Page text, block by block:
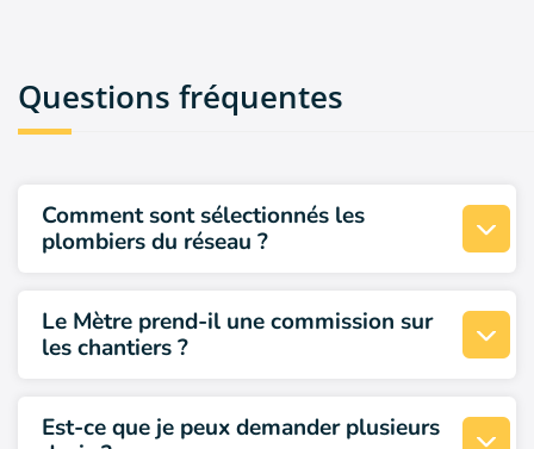
Questions fréquentes
Comment sont sélectionnés les
plombiers du réseau ?
La priorité du réseau est de vous
recommander les meilleurs artisans du
secteur. La sélection des artisans est donc
Toutes les explications sur la sélection vous
Le Mètre prend-il une commission sur
les chantiers ?
aucune commission sur les chantiers
Est-ce que je peux demander plusieurs